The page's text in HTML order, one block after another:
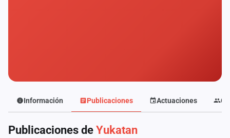
Información Publicaciones Actuaciones
Publicaciones de Yukatan
NOTICIA
Agencias
Rankings